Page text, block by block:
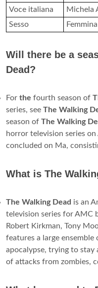
Voce italiana
Michela
Sesso
Femmina
Will there be a
Dead?
For the fourth season of
series, see The Walking
season of The Walking
horror television series
concluded on Ma,
What is The
The Walking Dead is an
television series for AMC
Robert Kirkman, Tony
features a large ensemble
apocalypse, trying to
of attacks from zombies,